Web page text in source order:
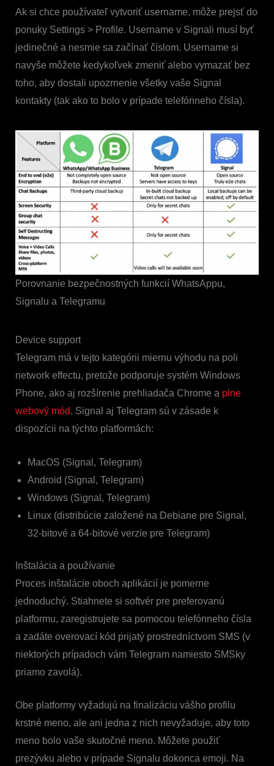
Ak si chce používateľ vytvoriť username, môže prejsť do
ponuky Settings > Profile. Username v Signali musí byť
jedinečné a nesmie sa začínať číslom. Username si
navyše môžete kedykoľvek zmeniť alebo vymazať bez
toho, aby dostali upozrnenie všetky vaše Signal
kontakty (tak ako to bolo v prípade telefónneho čísla).
Porovnanie bezpečnostných funkcií WhatsAppu,
Signalu a Telegramu
Device support
Telegram má v tejto kategórii miernu výhodu na poli
network effectu, pretože podporuje systém Windows
Phone, ako aj rozšírenie prehliadača Chrome a plne
webový mód. Signal aj Telegram sú v zásade k
dispozícii na týchto platformách:
MacOS (Signal, Telegram)
Android (Signal, Telegram)
Windows (Signal, Telegram)
Linux (distribúcie založené na Debiane pre Signal,
32-bitové a 64-bitové verzie pre Telegram)
Inštalácia a používanie
Proces inštalácie oboch aplikácií je pomerne
jednoduchý. Stiahnete si softvér pre preferovanú
platformu, zaregistrujete sa pomocou telefónneho čísla
a zadáte overovací kód prijatý prostredníctvom SMS (v
niektorých prípadoch vám Telegram namiesto SMSky
priamo zavolá).
Obe platformy vyžadujú na finalizáciu vášho profilu
krstné meno, ale ani jedna z nich nevyžaduje, aby toto
meno bolo vaše skutočné meno. Môžete použiť
prezývku alebo v prípade Signalu dokonca emoji. Na